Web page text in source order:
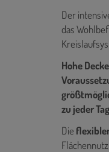
Der
das
Hohe
zu jeder
Die